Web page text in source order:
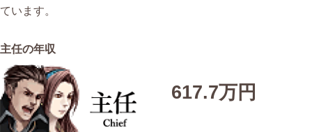
ています。
主任の年収
617.7万円